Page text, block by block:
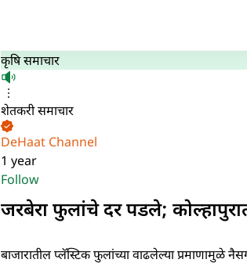
कृषि समाचार
शेतकरी समाचार
DeHaat Channel
1 year
Follow
जरबेरा फुलांचे दर पडले;
बाजारातील प्लॅस्टिक फुलांच्या वाढलेल्या